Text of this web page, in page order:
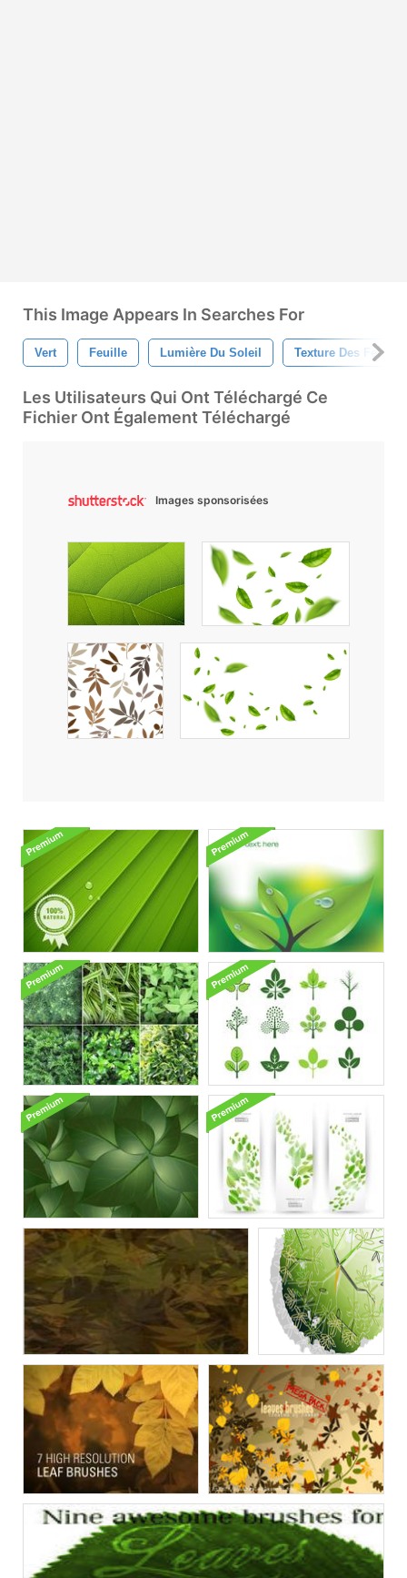
This Image Appears In Searches For
Vert Feuille Lumière Du Soleil Texture Des Feuilles
Les Utilisateurs Qui Ont Téléchargé Ce
Fichier Ont Également Téléchargé
Images sponsorisées